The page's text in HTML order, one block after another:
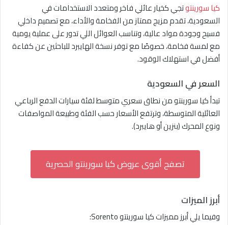
كيا سورينتوتجي كخيار عائلي فاخر ومتعدد الاستخدامات في
السعودية، تقدم مزيج ممتاز من الفخامة والأداء، مع تصميم داخلي
فسيح وجودة مواد عالية، وتناسب العوائل اللي تدور على عملية يومية
مع لمسة فخامة، خصوصًا مع توفر نسخة الهايبرد للباحثين عن كفاءة
أفضل في استهلاك الوقود.
السعر في السعودية
تبدأ كيا سورينتو من نطاق سعري متوسط لفئة سيارات الدفع الرباعي
العائلية المتوسطة، وترتفع الأسعار حسب الفئة وطبيعة المواصفات
ونوع المحرك (بنزين أو هايبرد).
تصفح أقوى عروض كيا سورينتو الحصرية
أبرز الميزات
وفيما يلي أبرز مميزات كيا سورينتو Sorento: